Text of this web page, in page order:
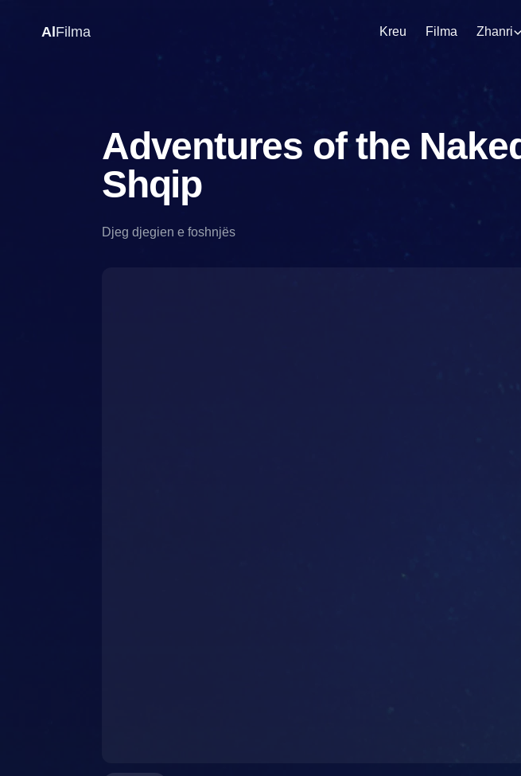
Al Filma Kreu Filma Zhanri
Adventures of the
Shqip
Djeg djegien e foshnjës